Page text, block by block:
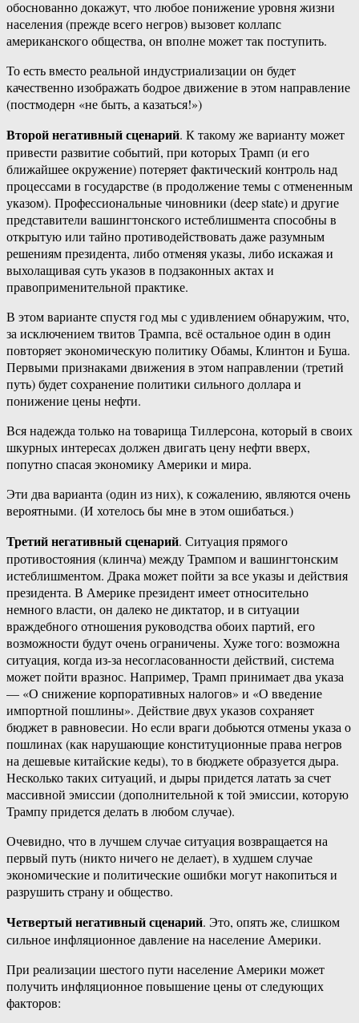
обоснованно докажут, что любое понижение уровня жизни
населения (прежде всего негров) вызовет коллапс
американского общества, он вполне может так поступить.
То есть вместо реальной индустриализации он будет
качественно изображать бодрое движение в этом направление
(постмодерн «не быть, а казаться!»)
Второй негативный сценарий. К такому же варианту может
привести развитие событий, при которых Трамп (и его
ближайшее окружение) потеряет фактический контроль над
процессами в государстве (в продолжение темы с отмененным
указом). Профессиональные чиновники (deep state) и другие
представители вашингтонского истеблишмента способны в
открытую или тайно противодействовать даже разумным
решениям президента, либо отменяя указы, либо искажая и
выхолащивая суть указов в подзаконных актах и
правоприменительной практике.
В этом варианте спустя год мы с удивлением обнаружим, что,
за исключением твитов Трампа, всё остальное один в один
повторяет экономическую политику Обамы, Клинтон и Буша.
Первыми признаками движения в этом направлении (третий
путь) будет сохранение политики сильного доллара и
понижение цены нефти.
Вся надежда только на товарища Тиллерсона, который в своих
шкурных интересах должен двигать цену нефти вверх,
попутно спасая экономику Америки и мира.
Эти два варианта (один из них), к сожалению, являются очень
вероятными. (И хотелось бы мне в этом ошибаться.)
Третий негативный сценарий. Ситуация прямого
противостояния (клинча) между Трампом и вашингтонским
истеблишментом. Драка может пойти за все указы и действия
президента. В Америке президент имеет относительно
немного власти, он далеко не диктатор, и в ситуации
враждебного отношения руководства обоих партий, его
возможности будут очень ограничены. Хуже того: возможна
ситуация, когда из-за несогласованности действий, система
может пойти вразнос. Например, Трамп принимает два указа
— «О снижение корпоративных налогов» и «О введение
импортной пошлины». Действие двух указов сохраняет
бюджет в равновесии. Но если враги добьются отмены указа о
пошлинах (как нарушающие конституционные права негров
на дешевые китайские кеды), то в бюджете образуется дыра.
Несколько таких ситуаций, и дыры придется латать за счет
массивной эмиссии (дополнительной к той эмиссии, которую
Трампу придется делать в любом случае).
Очевидно, что в лучшем случае ситуация возвращается на
первый путь (никто ничего не делает), в худшем случае
экономические и политические ошибки могут накопиться и
разрушить страну и общество.
Четвертый негативный сценарий. Это, опять же, слишком
сильное инфляционное давление на население Америки.
При реализации шестого пути население Америки может
получить инфляционное повышение цены от следующих
факторов: